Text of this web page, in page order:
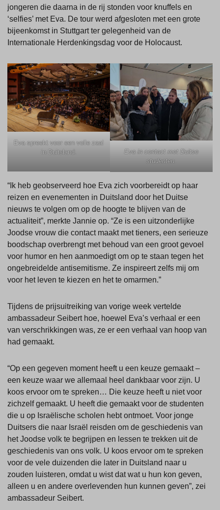
jongeren die daarna in de rij stonden voor knuffels en
‘selfies’ met Eva. De tour werd afgesloten met een grote
bijeenkomst in Stuttgart ter gelegenheid van de
Internationale Herdenkingsdag voor de Holocaust.
Eva spreekt voor een volle zaal
in Duitsland.
Eva in contact met Duitse
studenten.
“Ik heb geobserveerd hoe Eva zich voorbereidt op haar
reizen en evenementen in Duitsland door het Duitse
nieuws te volgen om op de hoogte te blijven van de
actualiteit”, merkte Jannie op. “Ze is een uitzonderlijke
Joodse vrouw die contact maakt met tieners, een serieuze
boodschap overbrengt met behoud van een groot gevoel
voor humor en hen aanmoedigt om op te staan tegen het
ongebreidelde antisemitisme. Ze inspireert zelfs mij om
voor het leven te kiezen en het te omarmen.”
Tijdens de prijsuitreiking van vorige week vertelde
ambassadeur Seibert hoe, hoewel Eva’s verhaal er een
van verschrikkingen was, ze er een verhaal van hoop van
had gemaakt.
“Op een gegeven moment heeft u een keuze gemaakt –
een keuze waar we allemaal heel dankbaar voor zijn. U
koos ervoor om te spreken… Die keuze heeft u niet voor
zichzelf gemaakt. U heeft die gemaakt voor de studenten
die u op Israëlische scholen hebt ontmoet. Voor jonge
Duitsers die naar Israël reisden om de geschiedenis van
het Joodse volk te begrijpen en lessen te trekken uit de
geschiedenis van ons volk. U koos ervoor om te spreken
voor de vele duizenden die later in Duitsland naar u
zouden luisteren, omdat u wist dat wat u hun kon geven,
alleen u en andere overlevenden hun kunnen geven”, zei
ambassadeur Seibert.